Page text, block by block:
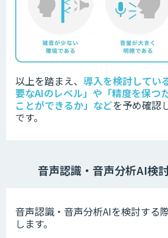
以上を踏まえ、 導入を検討してい
要なAIのレベル」や「精度を保つ
ことができるか」などを予め確認
です。
音声認識・音声分析AI検
音声認識・音声分析AIを検討する
します。